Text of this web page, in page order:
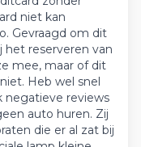
niet kan
Gevraagd om dit
het reserveren van
mee, maar of dit
Heb wel snel
negatieve reviews
auto huren. Zij
die er al zat bij